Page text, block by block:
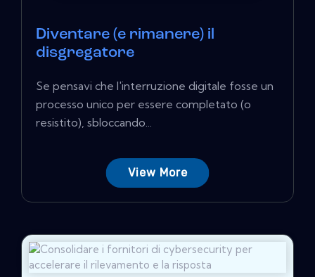
Diventare (e rimanere) il
disgregatore
Se pensavi che l'interruzione digitale fosse un
processo unico per essere completato (o
resistito), sbloccando...
View More